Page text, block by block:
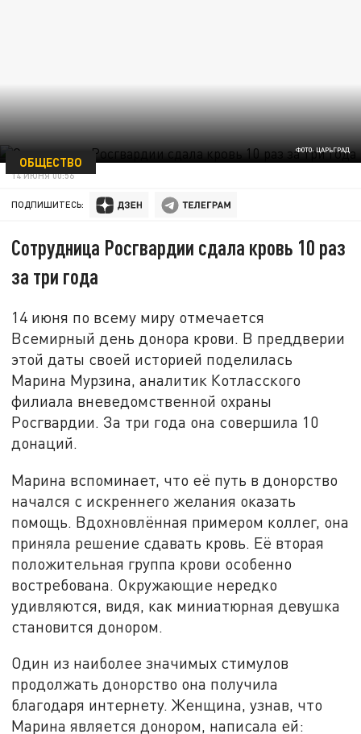
ФОТО: ЦАРЬГРАД
ОБЩЕСТВО
14 ИЮНЯ 00:56
ПОДПИШИТЕСЬ:
Сотрудница Росгвардии сдала кровь 10 раз
за три года
14 июня по всему миру отмечается
Всемирный день донора крови. В преддверии
этой даты своей историей поделилась
Марина Мурзина, аналитик Котласского
филиала вневедомственной охраны
Росгвардии. За три года она совершила 10
донаций.
Марина вспоминает, что её путь в донорство
начался с искреннего желания оказать
помощь. Вдохновлённая примером коллег, она
приняла решение сдавать кровь. Её вторая
положительная группа крови особенно
востребована. Окружающие нередко
удивляются, видя, как миниатюрная девушка
становится донором.
Один из наиболее значимых стимулов
продолжать донорство она получила
благодаря интернету. Женщина, узнав, что
Марина является донором, написала ей: